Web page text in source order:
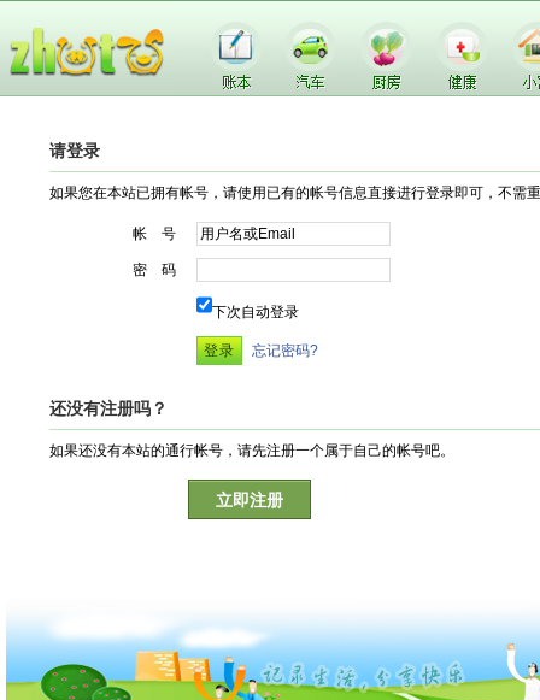
请登录
如果您在本站已拥有帐号，请使用已有的帐号信息直接进行登录即可，不需
帐 号
密 码
下次自动登录
忘记密码?
还没有注册吗？
如果还没有本站的通行帐号，请先注册一个属于自己的帐号吧。
立即注册